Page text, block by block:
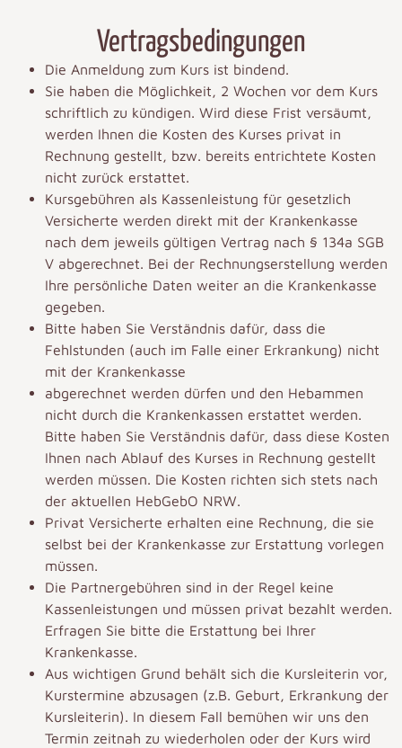
Vertragsbedingungen
Die Anmeldung zum Kurs ist bindend.
Sie haben die Möglichkeit, 2 Wochen vor dem Kurs
schriftlich zu kündigen. Wird diese Frist versäumt,
werden Ihnen die Kosten des Kurses privat in
Rechnung gestellt, bzw. bereits entrichtete Kosten
nicht zurück erstattet.
Kursgebühren als Kassenleistung für gesetzlich
Versicherte werden direkt mit der Krankenkasse
nach dem jeweils gültigen Vertrag nach § 134a SGB
V abgerechnet. Bei der Rechnungserstellung werden
Ihre persönliche Daten weiter an die Krankenkasse
gegeben.
Bitte haben Sie Verständnis dafür, dass die
Fehlstunden (auch im Falle einer Erkrankung) nicht
mit der Krankenkasse
abgerechnet werden dürfen und den Hebammen
nicht durch die Krankenkassen erstattet werden.
Bitte haben Sie Verständnis dafür, dass diese Kosten
Ihnen nach Ablauf des Kurses in Rechnung gestellt
werden müssen. Die Kosten richten sich stets nach
der aktuellen HebGebO NRW.
Privat Versicherte erhalten eine Rechnung, die sie
selbst bei der Krankenkasse zur Erstattung vorlegen
müssen.
Die Partnergebühren sind in der Regel keine
Kassenleistungen und müssen privat bezahlt werden.
Erfragen Sie bitte die Erstattung bei Ihrer
Krankenkasse.
Aus wichtigen Grund behält sich die Kursleiterin vor,
Kurstermine abzusagen (z.B. Geburt, Erkrankung der
Kursleiterin). In diesem Fall bemühen wir uns den
Termin zeitnah zu wiederholen oder der Kurs wird